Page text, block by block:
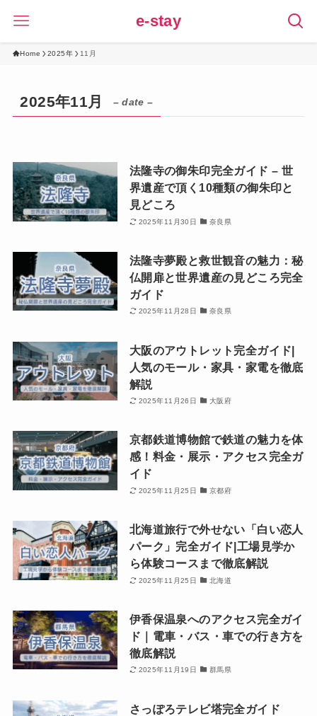
e-stay
Home 2025年 11月
2025年11月 – date –
法隆寺の御朱印完全ガイド – 世
界遺産で頂く10種類の御朱印と
見どころ
2025年11月30日 奈良県
法隆寺夢殿と救世観音の魅力：秘
仏開扉と世界遺産の見どころ完全
ガイド
2025年11月28日 奈良県
大阪のアウトレット完全ガイド|
人気のモール・家具・家電を徹底
解説
2025年11月26日 大阪府
京都鉄道博物館で鉄道の魅力を体
感！料金・展示・アクセス完全ガ
イド
2025年11月25日 京都府
北海道旅行で外せない「白い恋人
パーク」完全ガイド|工場見学か
ら体験コースまで徹底解説
2025年11月25日 北海道
伊香保温泉へのアクセス完全ガイ
ド｜電車・バス・車での行き方を
徹底解説
2025年11月19日 群馬県
さっぽろテレビ塔完全ガイド